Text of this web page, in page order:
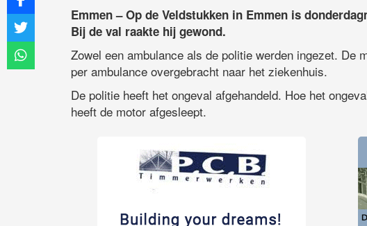
Emmen – Op de Veldstukken in Emmen is
Bij de val raakte hij gewond.
Zowel een ambulance als de politie werden ingezet. De
per ambulance overgebracht naar het ziekenhuis.
De politie heeft het ongeval afgehandeld. Hoe het
heeft de motor afgesleept.